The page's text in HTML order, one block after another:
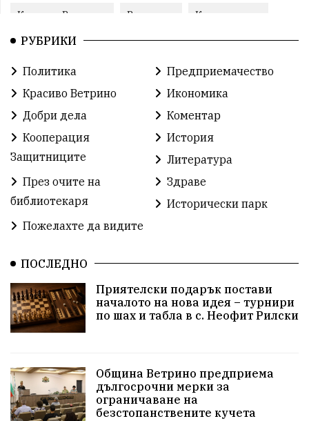
Красиво Ветрино Развитие Криминално
Фондация Въздигане
Автосъбитие Празници Розариумът
Партия "Величие" Здраве
СУ „Христо Ботев“ – Ветрино Вълчи дол
Свят
Предстоящи Доброволчески дейности
Забавления Второ българско царство
Храна от село Лична инициатива
Здравословно Изкуство Заедно за България
Актуално Образователно
Красиво Ветрино защитниците
РУБРИКИ
Политика
Предприемачество
Красиво Ветрино
Икономика
Добри дела
Коментар
Кооперация
Защитниците
История
Литература
През очите на
библиотекаря
Здраве
Исторически парк
Пожелахте да видите
ПОСЛЕДНО
Приятелски подарък постави
началото на нова идея – турнири
по шах и табла в с. Неофит Рилски
Община Ветрино предприема
дългосрочни мерки за
ограничаване на
безстопанствените кучета